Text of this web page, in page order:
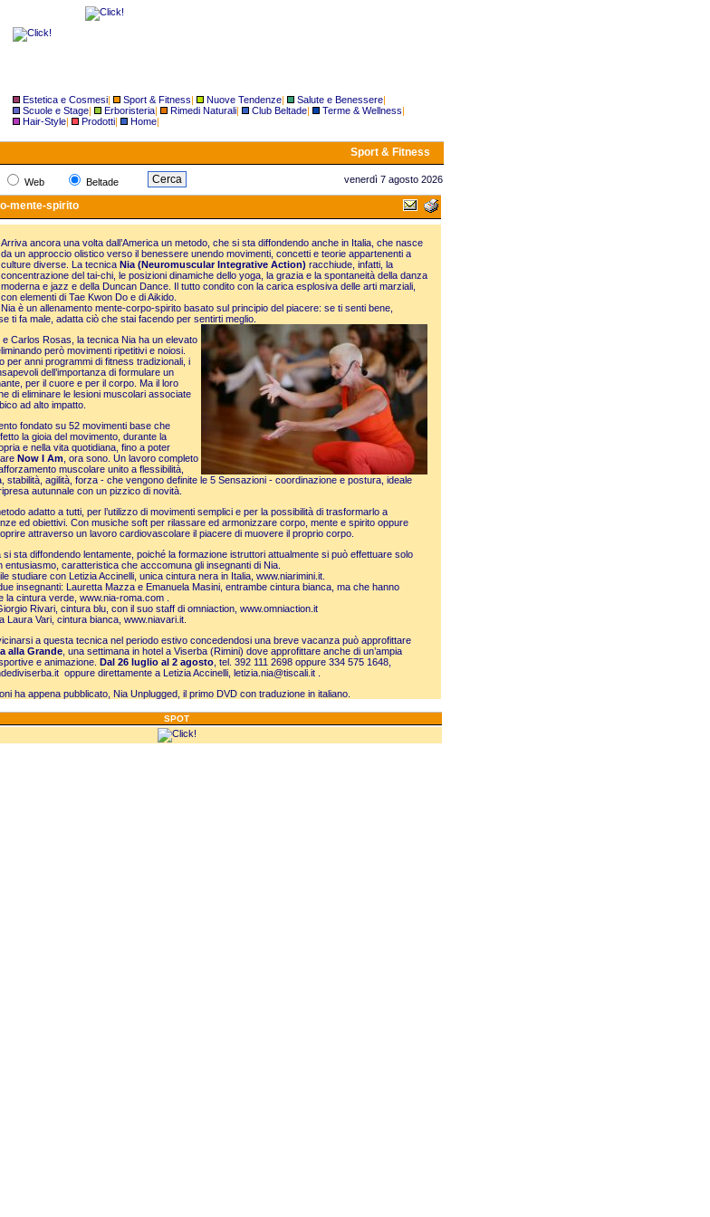
Estetica e Cosmesi| Sport & Fitness| Nuove Tendenze| Salute e Benessere|
Scuole e Stage| Erboristeria| Rimedi Naturali| Club Beltade| Terme & Wellness|
Hair-Style| Prodotti| Home|
Sport & Fitness
Web Beltade venerdì 7 agosto 2026
mente-spirito
Arriva ancora una volta dall’America un metodo, che si sta diffondendo anche in Italia, che nasce
da un approccio olistico verso il benessere unendo movimenti, concetti e teorie appartenenti a
culture diverse. La tecnica Nia (Neuromuscular Integrative Action) racchiude, infatti, la
concentrazione del tai-chi, le posizioni dinamiche dello yoga, la grazia e la spontaneità della danza
moderna e jazz e della Duncan Dance. Il tutto condito con la carica esplosiva delle arti marziali,
con elementi di Tae Kwon Do e di Aikido.
Nia è un allenamento mente-corpo-spirito basato sul principio del piacere: se ti senti bene,
ti fa male, adatta ciò che stai facendo per sentirti meglio.
e Carlos Rosas, la tecnica Nia ha un elevato
però movimenti ripetitivi e noiosi.
per anni programmi di fitness tradizionali, i
dell’importanza di formulare un
per il cuore e per il corpo. Ma il loro
di eliminare le lesioni muscolari associate
ad alto impatto.
fondato su 52 movimenti base che
la gioia del movimento, durante la
e nella vita quotidiana, fino a poter
Now I Am , ora sono. Un lavoro completo
muscolare unito a flessibilità,
stabilità, agilità, forza - che vengono definite le 5 Sensazioni - coordinazione e postura, ideale
autunnale con un pizzico di novità.
adatto a tutti, per l’utilizzo di movimenti semplici e per la possibilità di trasformarlo a
ed obiettivi. Con musiche soft per rilassare ed armonizzare corpo, mente e spirito oppure
attraverso un lavoro cardiovascolare il piacere di muovere il proprio corpo.
si sta diffondendo lentamente, poiché la formazione istruttori attualmente si può effettuare solo
entusiasmo, caratteristica che acccomuna gli insegnanti di Nia.
studiare con Letizia Accinelli, unica cintura nera in Italia, www.niarimini.it
insegnanti: Lauretta Mazza e Emanuela Masini, entrambe cintura bianca, ma che hanno
la cintura verde, www.nia-roma.com
Rivari, cintura blu, con il suo staff di omniaction, www.omniaction.it
Laura Vari, cintura bianca, www.niavari.it
a questa tecnica nel periodo estivo concedendosi una breve vacanza può approfittare
alla Grande , una settimana in hotel a Viserba (Rimini) dove approfittare anche di un’ampia
e animazione. Dal 26 luglio al 2 agosto , tel. 392 111 2698 oppure 334 575 1648,
oppure direttamente a Letizia Accinelli, letizia.nia@tiscali.it
ha appena pubblicato, Nia Unplugged, il primo DVD con traduzione in italiano.
SPOT